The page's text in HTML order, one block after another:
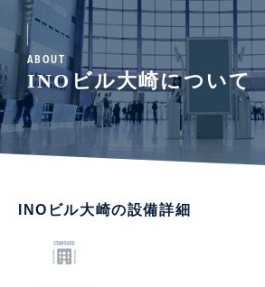
ABOUT
INOビル大崎について
INOビル大崎の設備詳細